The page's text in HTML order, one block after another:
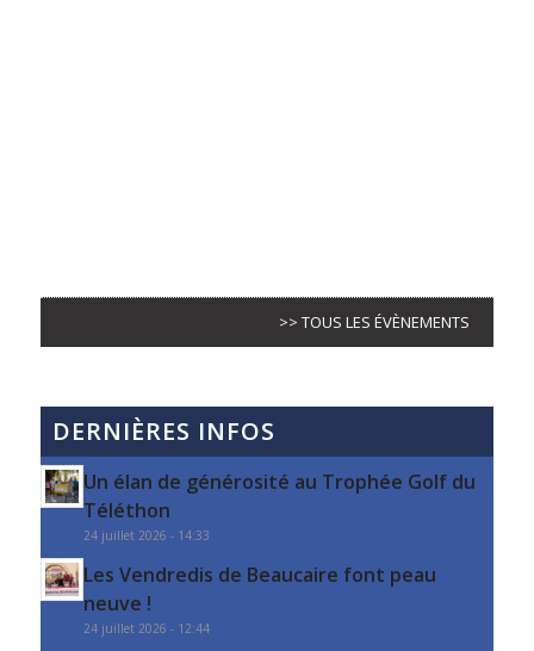
>> TOUS LES ÉVÈNEMENTS
DERNIÈRES INFOS
Un élan de générosité au Trophée Golf du
Téléthon
24 juillet 2026 - 14:33
Les Vendredis de Beaucaire font peau
neuve !
24 juillet 2026 - 12:44